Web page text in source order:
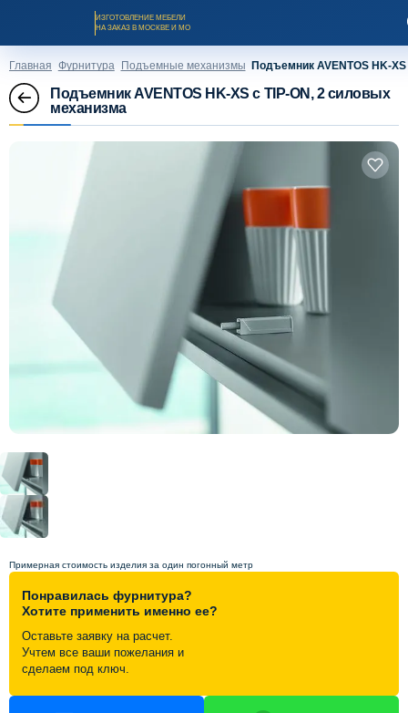
ИЗГОТОВЛЕНИЕ МЕБЕЛИ
НА ЗАКАЗ В МОСКВЕ И МО
Каталог мебели на заказ
О компании
Оплата и доставка
Рассрочка и кредит
Акции и скидки
Видеоотзывы
Статьи
Главная Фурнитура Подъемные механизмы Подъемник AVENTOS HK-
Подъемник AVENTOS HK-XS с TIP-ON, 2 силовых
механизма
Примерная стоимость изделия за один погонный метр
Понравилась фурнитура?
Хотите применить именно ее?
Оставьте заявку на расчет.
Учтем все ваши пожелания и
сделаем под ключ.